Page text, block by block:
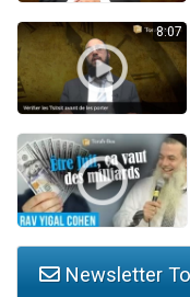
8:07
Newsletter